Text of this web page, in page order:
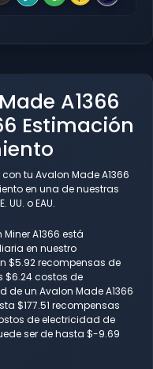
A1366
Estimación
tu Avalon Made A1366
en una de nuestras
UU. o EAU.
A1366 está
en nuestro
$5.92 recompensas de
$6.24 costos de
un Avalon Made A1366
$177.51 recompensas
de electricidad de
ser de hasta $-9.69